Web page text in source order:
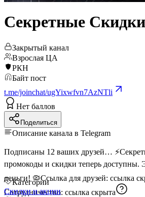
Секретные Скидки
Закрытый канал
Взрослая ЦА
РКН
Байт пост
t.me/joinchat/ugYixwfvn7AzNTli
Нет баллов
Поделиться
Описание канала в Telegram
Подписаны 12 ваших друзей… ⚡️Секретная халява,
промокоды и скидки теперь доступны.
деньги! 🦠Ссылка для друзей: ссылка
Сотрудничество: ссылка скрыта
Категории
Скидки и акции